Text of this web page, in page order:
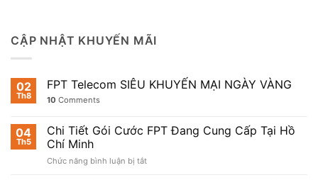
CẬP NHẬT KHUYẾN MÃI
02
Th8
FPT Telecom SIÊU KHUYẾN MẠI NGÀY VÀNG
10 Comments
04
Th5
Chi Tiết Gói Cước FPT Đang Cung Cấp Tại Hồ
Chí Minh
Chức năng bình luận bị tắtở